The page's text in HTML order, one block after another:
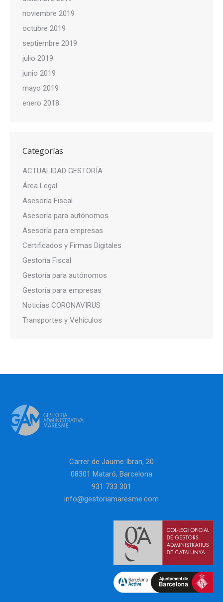
noviembre 2019
octubre 2019
septiembre 2019
julio 2019
junio 2019
mayo 2019
enero 2018
Categorías
ACTUALIDAD GESTORÍA
Área Legal
Asesoría Fiscal
Asesoría para autónomos
Asesoría para empresas
Certificados y Firmas Digitales
Gestoría Fiscal
Gestoría para autónomos
Gestoría para empresas
Noticias CORONAVIRUS
Transportes y Vehículos
Carrer de Jaume Ibran, 20
08301 Mataró, Barcelona
931 733 301
info@gestoriamaresme.com